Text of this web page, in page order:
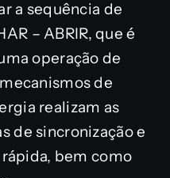
a sequência de
– ABRIR, que é
operação de
de
realizam as
de sincronização e
bem como